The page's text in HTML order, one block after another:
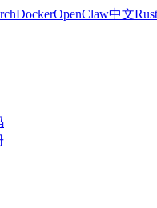
DockerOpenClaw中文